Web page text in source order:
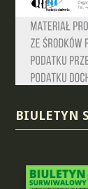
BIULETYN